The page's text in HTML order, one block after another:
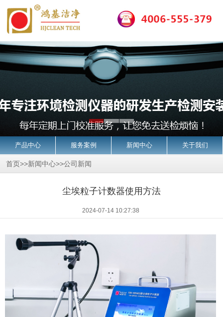
产品中心 服务案例 新闻中心 关于我们
首页>>新闻中心>>公司新闻
尘埃粒子计数器使用方法
2024-07-14 10:27:38